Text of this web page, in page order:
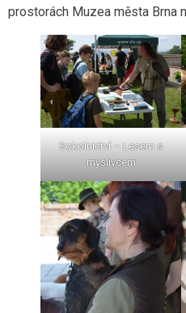
prostorách Muzea města Brna
Sokolnictví – Lesem s
myslivcem